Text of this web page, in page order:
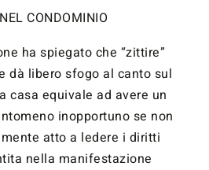
CONDOMINIO
ha spiegato che “zittire”
dà libero sfogo al canto sul
casa equivale ad avere un
inopportuno se non
atto a ledere i diritti
nella manifestazione